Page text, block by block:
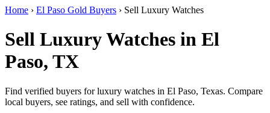
Home › El Paso Gold Buyers › Sell Luxury Watches
Sell Luxury Watches in El
Paso, TX
Find verified buyers for luxury watches in El Paso, Texas. Compare
local buyers, see ratings, and sell with confidence.